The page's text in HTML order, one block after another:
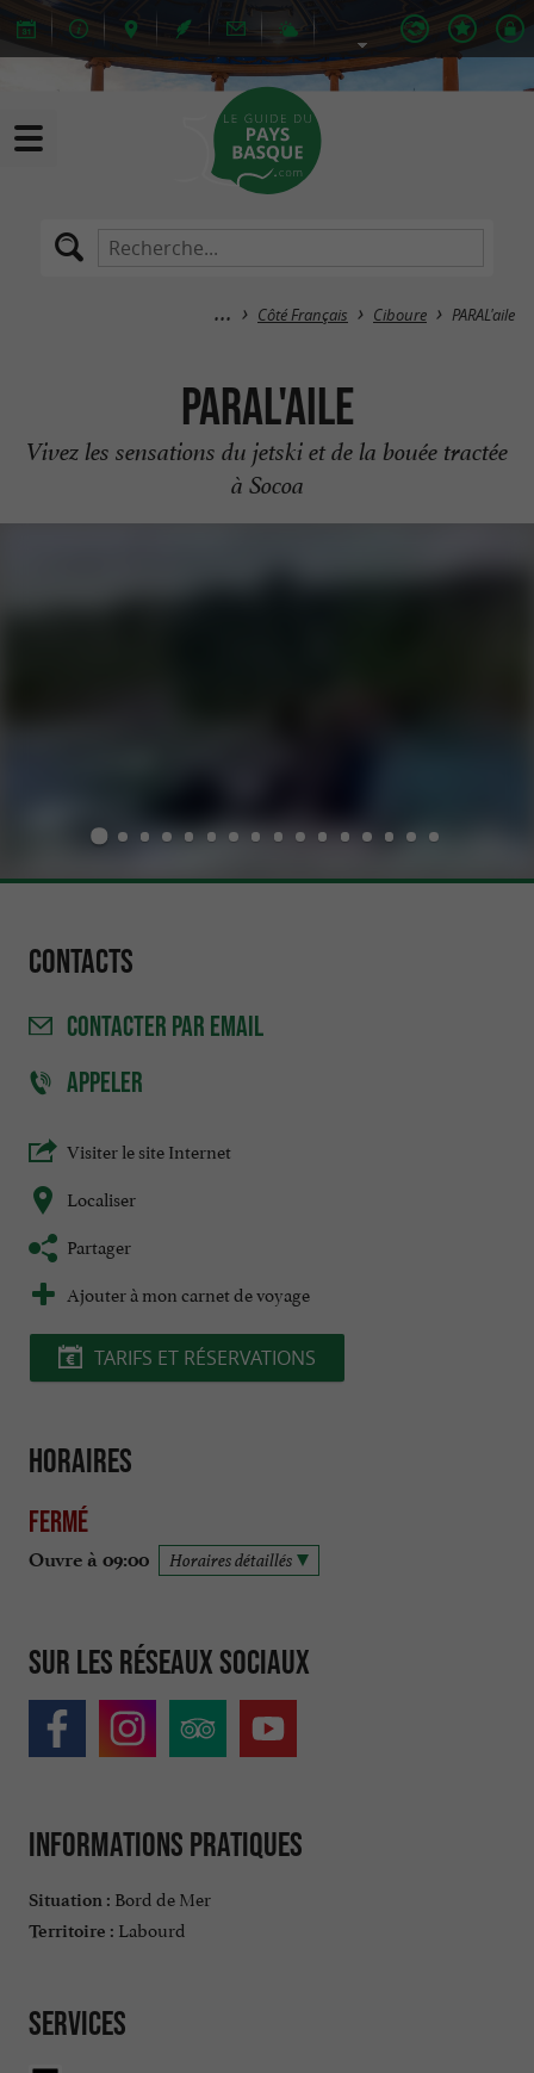
Côté Français Ciboure PARAL'aile
PARAL'aile
Vivez les sensations du jetski et de la bouée tractée
à Socoa
Contacts
CONTACTER PAR EMAIL
APPELER
Visiter le site Internet
Localiser
Partager
Ajouter à mon carnet de voyage
TARIFS ET RÉSERVATIONS
Horaires
Fermé
Ouvre à 09:00 Horaires détaillés
Sur les réseaux sociaux
Informations pratiques
Situation : Bord de Mer
Territoire : Labourd
Services